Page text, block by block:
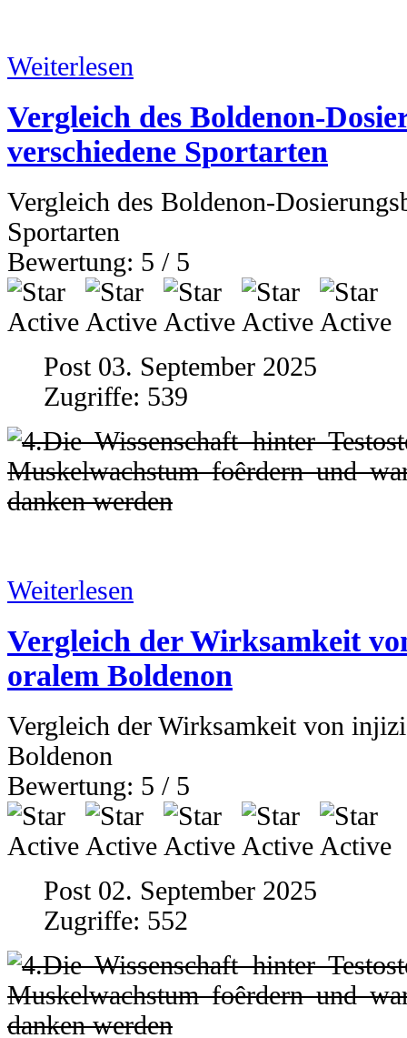
Weiterlesen
Vergleich des Boldenon-
verschiedene Sportarten
Vergleich des Boldenon-
Sportarten
Bewertung: 5 / 5
Post 03. September 2025
Zugriffe: 539
Weiterlesen
Vergleich der Wirksamkeit
oralem Boldenon
Vergleich der Wirksamkeit von
Boldenon
Bewertung: 5 / 5
Post 02. September 2025
Zugriffe: 552